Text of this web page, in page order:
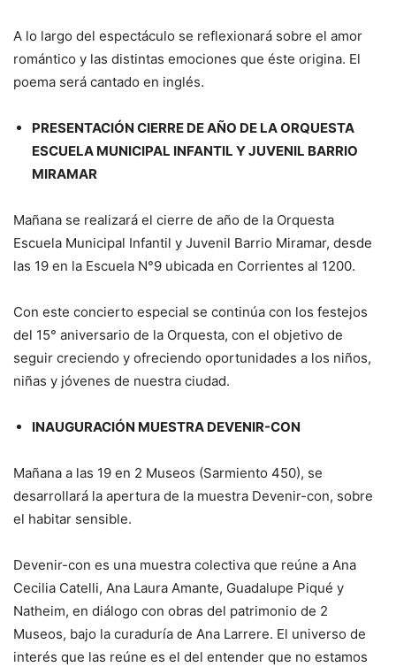
A lo largo del espectáculo se reflexionará sobre el amor
romántico y las distintas emociones que éste origina. El
poema será cantado en inglés.
PRESENTACIÓN CIERRE DE AÑO DE LA ORQUESTA
ESCUELA MUNICIPAL INFANTIL Y JUVENIL BARRIO
MIRAMAR
Mañana se realizará el cierre de año de la Orquesta
Escuela Municipal Infantil y Juvenil Barrio Miramar, desde
las 19 en la Escuela N°9 ubicada en Corrientes al 1200.
Con este concierto especial se continúa con los festejos
del 15° aniversario de la Orquesta, con el objetivo de
seguir creciendo y ofreciendo oportunidades a los niños,
niñas y jóvenes de nuestra ciudad.
INAUGURACIÓN MUESTRA DEVENIR-CON
Mañana a las 19 en 2 Museos (Sarmiento 450), se
desarrollará la apertura de la muestra Devenir-con, sobre
el habitar sensible.
Devenir-con es una muestra colectiva que reúne a Ana
Cecilia Catelli, Ana Laura Amante, Guadalupe Piqué y
Natheim, en diálogo con obras del patrimonio de 2
Museos, bajo la curaduría de Ana Larrere. El universo de
interés que las reúne es el del entender que no estamos